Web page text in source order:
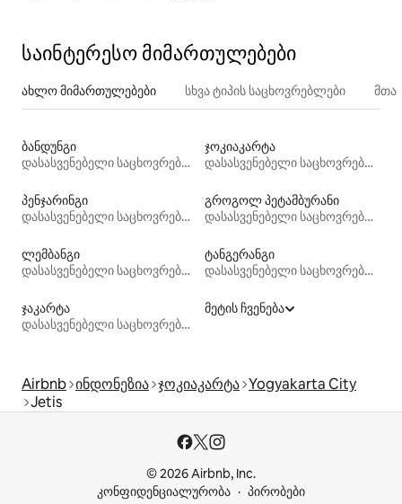
საინტერესო მიმართულებები
ახლო მიმართულებები სხვა ტიპის საცხოვრებლები
ბანდუნგი
დასასვენებელი საცხოვრებლები
ჯოკიაკარტა
დასასვენებელი საცხოვრებლები
პენჯარინგი
დასასვენებელი საცხოვრებლები
გროგოლ პეტამბურანი
დასასვენებელი საცხოვრებლები
ლემბანგი
დასასვენებელი საცხოვრებლები
ტანგერანგი
დასასვენებელი საცხოვრებლები
ჯაკარტა
დასასვენებელი საცხოვრებლები
მეტის ჩვენება
Airbnb ინდონეზია ჯოკიაკარტა Yogyakarta City
Jetis
© 2026 Airbnb, Inc.
კონფიდენციალურობა
პირობები